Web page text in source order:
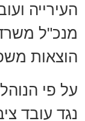
העירייה
מנכ"ל
הוצאות
על פי
נגד עובד